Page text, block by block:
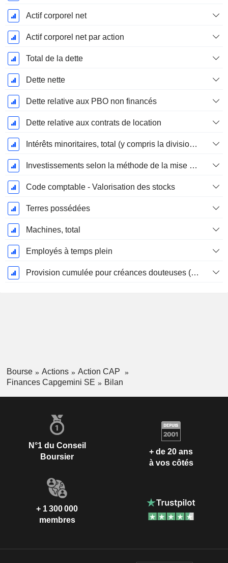
Actif corporel net
Actif corporel net par action
Total de la dette
Dette nette
Dette relative aux PBO non financés
Dette relative aux contrats de location
Intérêts minoritaires, total (y compris la division financière)
Investissements selon la méthode de la mise en équivalence, total
Code comptable - Valorisation des stocks
Terres possédées
Machines, total
Employés à temps plein
Provision cumulée pour créances douteuses (Supple)
Bourse Actions
Action CAP
Finances Capgemini SE
Bilan
N°1 du Conseil
Boursier
+ de 20 ans
à vos côtés
+ 1 300 000
membres